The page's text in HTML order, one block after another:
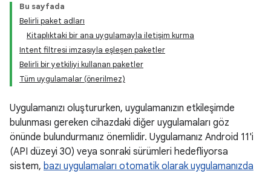
Bu sayfada
Belirli paket adları
Kitaplıktaki bir ana uygulamayla iletişim kurma
Intent filtresi imzasıyla eşleşen paketler
Belirli bir yetkiliyi kullanan paketler
Tüm uygulamalar (önerilmez)
Uygulamanızı oluştururken, uygulamanızın etkileşimde
bulunması gereken cihazdaki diğer uygulamaları göz
önünde bulundurmanız önemlidir. Uygulamanız Android 11'i
(API düzeyi 30) veya sonraki sürümleri hedefliyorsa
sistem, bazı uygulamaları otomatik olarak uygulamanızda